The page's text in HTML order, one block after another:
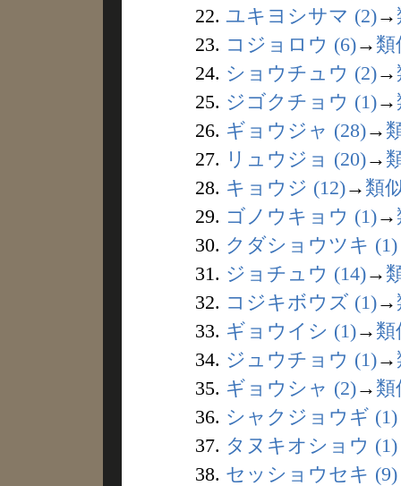
22. ユキヨシサマ (2)→
23. コジョロウ (6)→ 類
24. ショウチュウ (2)→
25. ジゴクチョウ (1)→
26. ギョウジャ (28)→
27. リュウジョ (20)→
28. キョウジ (12)→ 類
29. ゴノウキョウ (1)→
30. クダショウツキ (1)
31. ジョチュウ (14)→
32. コジキボウズ (1)→
33. ギョウイシ (1)→ 類
34. ジュウチョウ (1)→
35. ギョウシャ (2)→ 類
36. シャクジョウギ (1)
37. タヌキオショウ (1)
38. セッショウセキ (9)